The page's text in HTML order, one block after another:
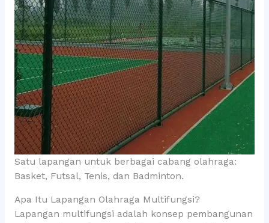
Satu lapangan untuk berbagai cabang olahraga:
Basket, Futsal, Tenis, dan Badminton.
Apa Itu Lapangan Olahraga Multifungsi?
Lapangan multifungsi adalah konsep pembangunan